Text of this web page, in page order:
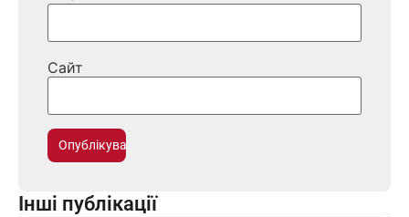
Сайт
Інші публікації